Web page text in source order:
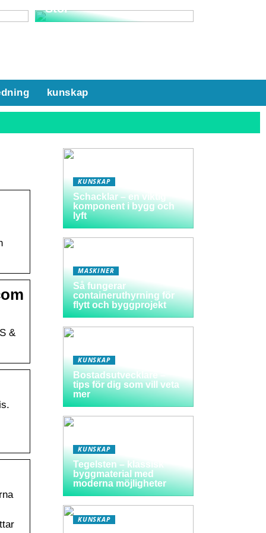
Stol
kunskap
&
KUNSKAP
Schacklar – en viktig
komponent i bygg och
lyft
MASKINER
Så fungerar
containeruthyrning för
flytt och byggprojekt
KUNSKAP
Bostadsutvecklare –
tips för dig som vill veta
mer
KUNSKAP
Tegelsten – klassisk
byggmaterial med
moderna möjligheter
KUNSKAP